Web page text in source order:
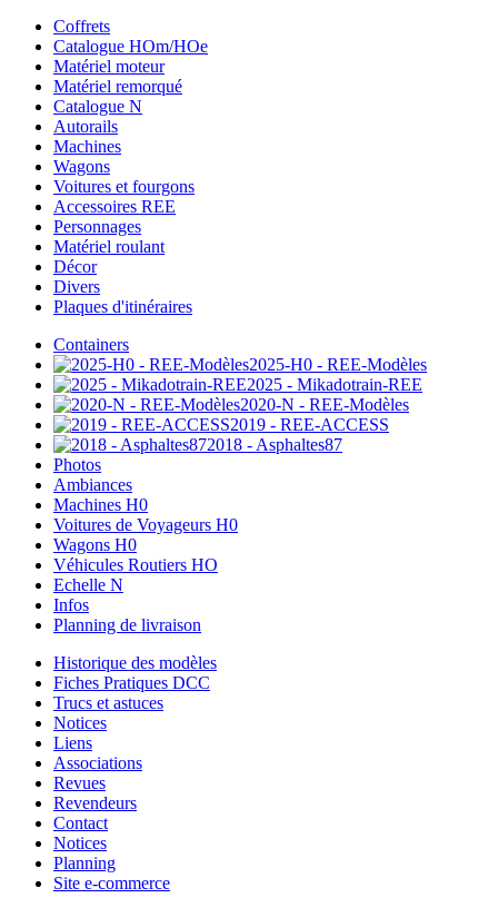
Coffrets
Catalogue HOm/HOe
Matériel moteur
Matériel remorqué
Catalogue N
Autorails
Machines
Wagons
Voitures et fourgons
Accessoires REE
Personnages
Matériel roulant
Décor
Divers
Plaques d'itinéraires
Containers
2025-H0 - REE-Modèles
2025 - Mikadotrain-REE
2020-N - REE-Modèles
2019 - REE-ACCESS
2018 - Asphaltes87
Photos
Ambiances
Machines H0
Voitures de Voyageurs H0
Wagons H0
Véhicules Routiers HO
Echelle N
Infos
Planning de livraison
Historique des modèles
Fiches Pratiques DCC
Trucs et astuces
Notices
Liens
Associations
Revues
Revendeurs
Contact
Notices
Planning
Site e-commerce